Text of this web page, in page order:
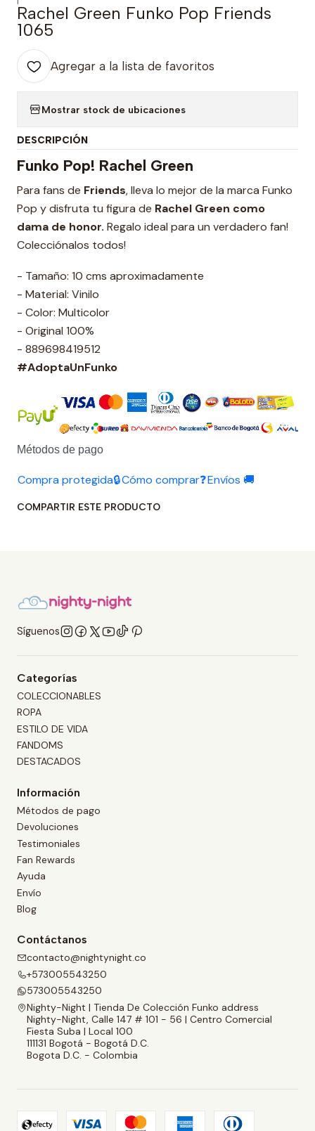
Rachel Green Funko Pop Friends
1065
Agregar a la lista de favoritos
Mostrar stock de ubicaciones
DESCRIPCIÓN
Funko Pop! Rachel Green
Para fans de Friends, lleva lo mejor de la marca Funko
Pop y disfruta tu figura de Rachel Green como
dama de honor. Regalo ideal para un verdadero fan!
Colecciónalos todos!
- Tamaño: 10 cms aproximadamente
- Material: Vinilo
- Color: Multicolor
- Original 100%
- 889698419512
#AdoptaUnFunko
Métodos de pago
Compra protegida🔒Cómo comprar❓Envíos 🚚
COMPARTIR ESTE PRODUCTO
Síguenos
Categorías
COLECCIONABLES
ROPA
ESTILO DE VIDA
FANDOMS
DESTACADOS
Información
Métodos de pago
Devoluciones
Testimoniales
Fan Rewards
Ayuda
Envío
Blog
Contáctanos
contacto@nightynight.co
+573005543250
573005543250
Nighty-Night | Tienda De Colección Funko address
Nighty-Night, Calle 147 # 101 - 56 | Centro Comercial
Fiesta Suba | Local 100
111131 Bogotá - Bogotá D.C.
Bogota D.C. - Colombia